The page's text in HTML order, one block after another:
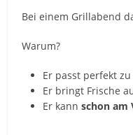
Beieinem Grillabend
Warum?
Er passt perfektzu
Er bringt Frische
Er kannschonam